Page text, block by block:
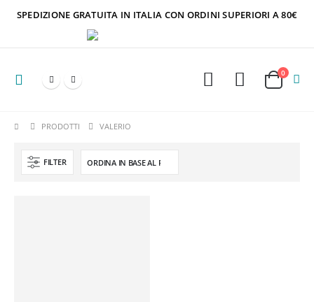
SPEDIZIONE GRATUITA IN ITALIA CON ORDINI SUPERIORI A 80€
0
PRODOTTI VALERIO
FILTER